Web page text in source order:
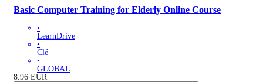
Basic Computer Training for Elderly Online Course
•
LearnDrive
•
Clé
•
GLOBAL
8.96 EUR